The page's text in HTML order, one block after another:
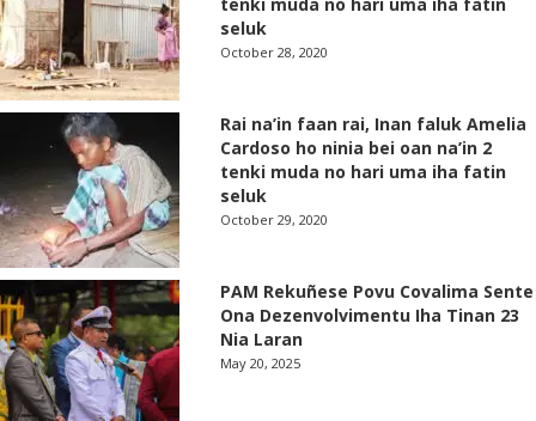
seluk
October 28, 2020
Rai na’in faan rai, Inan faluk Amelia
Cardoso ho ninia bei oan na’in 2
tenki muda no hari uma iha fatin
seluk
October 29, 2020
PAM Rekuñese Povu Covalima Sente
Ona Dezenvolvimentu Iha Tinan 23
Nia Laran
May 20, 2025